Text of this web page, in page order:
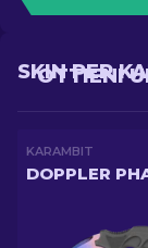
OTTIENI
SKIN PER
KARAMBIT
DOPPLER